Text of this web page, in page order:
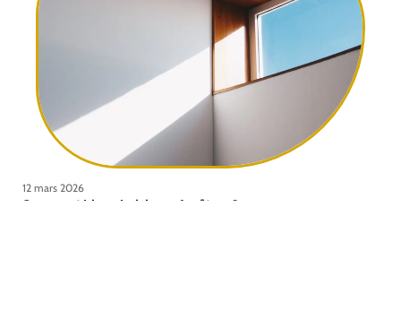
12 mars 2026
Comment bien choisir ses fenêtres ?